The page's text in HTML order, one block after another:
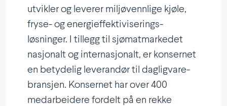
utvikler og leverer miljø­vennlige kjøle,
fryse- og energi­ef­fek­ti­vi­se­rings-
løsninger. I tillegg til sjømat­mar­kedet
nasjonalt og inter­na­sjonalt, er konsernet
en betydelig leverandør til daglig­vare­
bransjen. Konsernet har over 400
medar­beidere fordelt på en rekke